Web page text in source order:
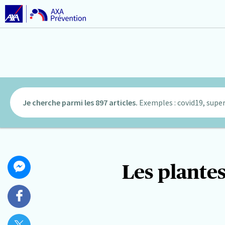
Je cherche parmi les 897 articles. Exemples : covid19,
Les
Partager
cet
article
Partager
sur
Messenger
Partager
sur